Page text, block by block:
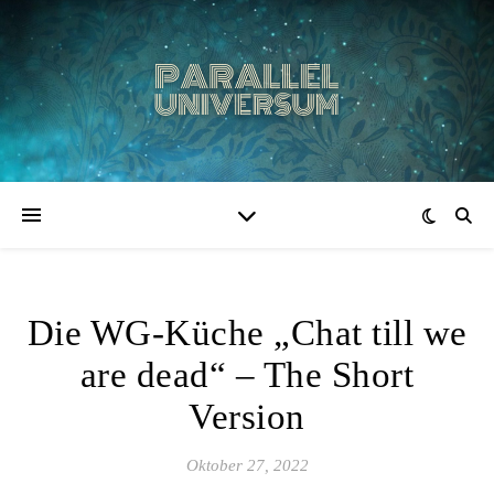
Die WG-Küche „Chat till we
are dead“ – The Short
Version
Oktober 27, 2022